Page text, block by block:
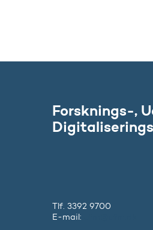
Forsknings-,
Tlf. 3392 9700
E-mail: